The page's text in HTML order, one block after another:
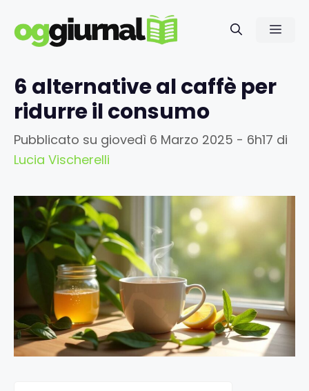
contenuto
6 alternative al caffè per
ridurre il consumo
Pubblicato su giovedì 6 Marzo 2025 - 6h17 di
Lucia Vischerelli